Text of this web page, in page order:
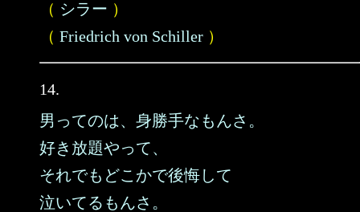
（ シラー ）
（ Friedrich von Schiller ）
14.
男ってのは、身勝手なもんさ。
好き放題やって、
それでもどこかで後悔して
泣いてるもんさ。